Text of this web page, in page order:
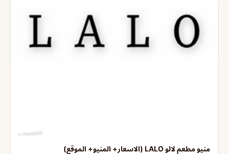
منيو مطعم لالو LALO (الاسعار+ المنيو+ الموقع)